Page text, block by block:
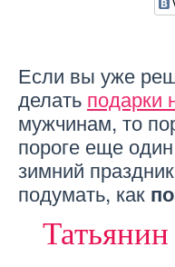
Если вы уже
делать подарки
мужчинам, то
пороге еще
зимний
подумать, как